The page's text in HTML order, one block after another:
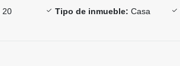
20 Tipo de inmueble: Casa